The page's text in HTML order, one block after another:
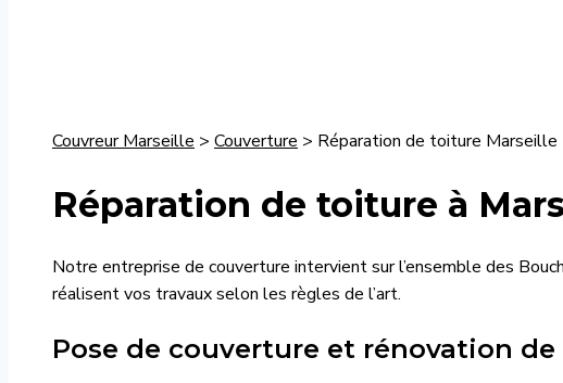
Couvreur Marseille > Couverture > Réparation de toiture Marseille
Réparation de toiture à
Notre entreprise de couverture intervient sur l’ensemble des
réalisent vos travaux selon les règles de l’art.
Pose de couverture et rénovation